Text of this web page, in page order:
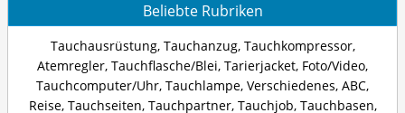
Beliebte Rubriken
Tauchausrüstung, Tauchanzug, Tauchkompressor,
Atemregler, Tauchflasche/Blei, Tarierjacket, Foto/Video,
Tauchcomputer/Uhr, Tauchlampe, Verschiedenes, ABC,
Reise, Tauchseiten, Tauchpartner, Tauchjob, Tauchbasen,